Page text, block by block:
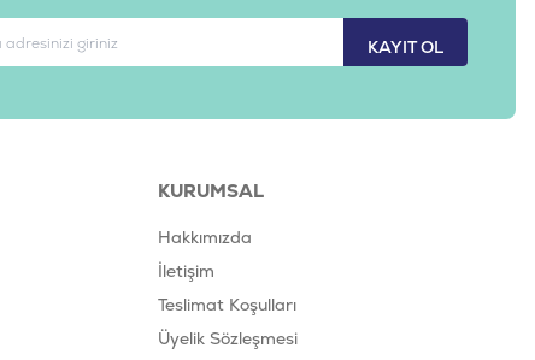
KAYIT OL
KURUMSAL
Hakkımızda
İletişim
Teslimat Koşulları
Üyelik Sözleşmesi